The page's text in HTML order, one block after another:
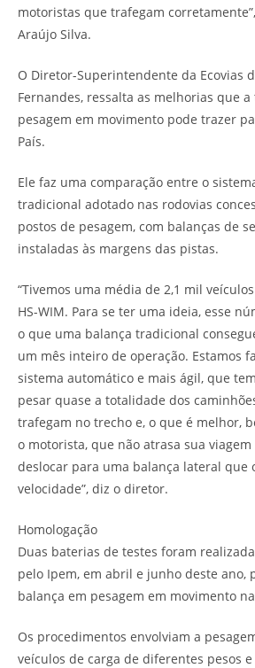
motoristas que trafegam
Araújo Silva.
O Diretor-Superintendente da Ecovias
Fernandes, ressalta as melhorias que
pesagem em movimento pode trazer
País.
Ele faz uma comparação entre o
tradicional adotado nas rodovias
postos de pesagem, com balanças de
instaladas às margens das pistas.
“Tivemos uma média de 2,1 mil
HS-WIM. Para se ter uma ideia, esse
o que uma balança tradicional
um mês inteiro de operação. Estamos
sistema automático e mais ágil, que
pesar quase a totalidade dos
trafegam no trecho e, o que é melhor,
o motorista, que não atrasa sua
deslocar para uma balança lateral que
velocidade”, diz o diretor.
Homologação
Duas baterias de testes foram
pelo Ipem, em abril e junho deste ano,
balança em pesagem em movimento
Os procedimentos envolviam a
veículos de carga de diferentes pesos e